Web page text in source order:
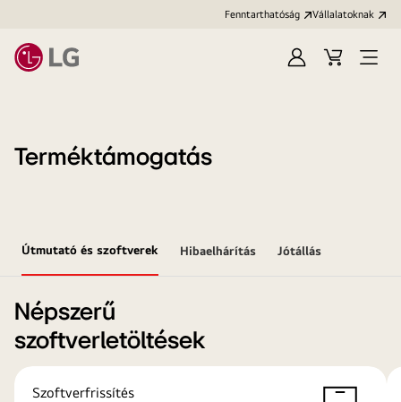
Fenntarthatóság Vállalatoknak
Bejelentkezés
KosárMenü
Terméktámogatás
Útmutató és szoftverek Hibaelhárítás Jótállás
Népszerű
szoftverletöltések
Szoftverfrissítés